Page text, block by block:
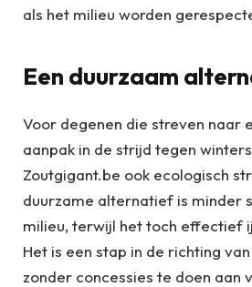
als het milieu worden
Een duurzaam
Voor degenen die streven naar
aanpak in de strijd tegen
Zoutgigant.be ook ecologisch
duurzame alternatief is minder
milieu, terwijl het toch effectief
Het is een stap in de richting
zonder concessies te doen aan